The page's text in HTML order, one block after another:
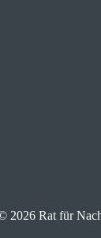
2026 Rat für